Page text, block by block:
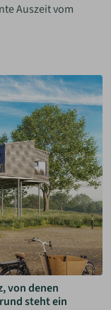
Auszeit vom
von denen
steht ein